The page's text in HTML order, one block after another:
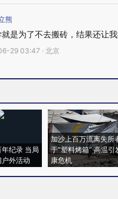
熊
就是为了不去搬砖，结果还让
29 03:47 · 北京
纪录 当局
外活动
加沙上百万流离失所
于“塑料烤箱” 高温引
康危机